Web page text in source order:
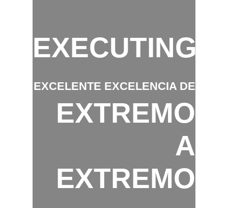
EXECUTING
EXCELENTE EXCELENCIA DE
EXTREMO
A
EXTREMO